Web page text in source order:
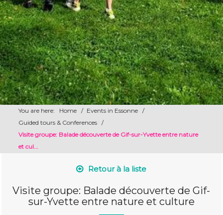
You are here: Home / Events in Essonne
/
Guided tours & Conferences
/
Visite groupe: Balade découverte de Gif-sur-Yvette entre nature
et cul...
Retour à la liste
Visite groupe: Balade découverte de Gif-
sur-Yvette entre nature et culture